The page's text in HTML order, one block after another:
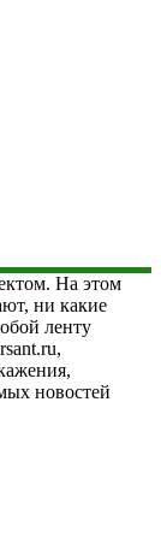
На этом
ни какие
ленту
новостей